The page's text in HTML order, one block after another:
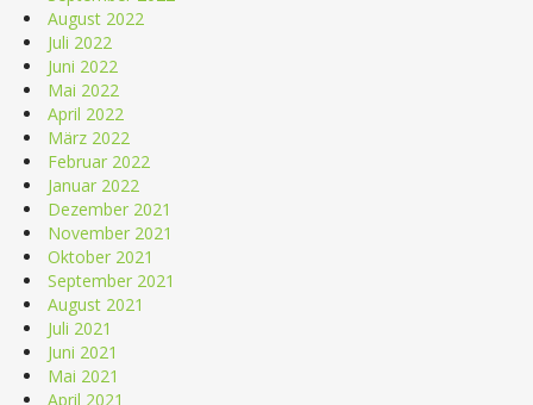
August 2022
Juli 2022
Juni 2022
Mai 2022
April 2022
März 2022
Februar 2022
Januar 2022
Dezember 2021
November 2021
Oktober 2021
September 2021
August 2021
Juli 2021
Juni 2021
Mai 2021
April 2021